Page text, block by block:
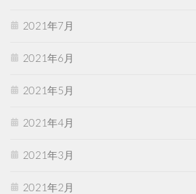
2021年7月
2021年6月
2021年5月
2021年4月
2021年3月
2021年2月